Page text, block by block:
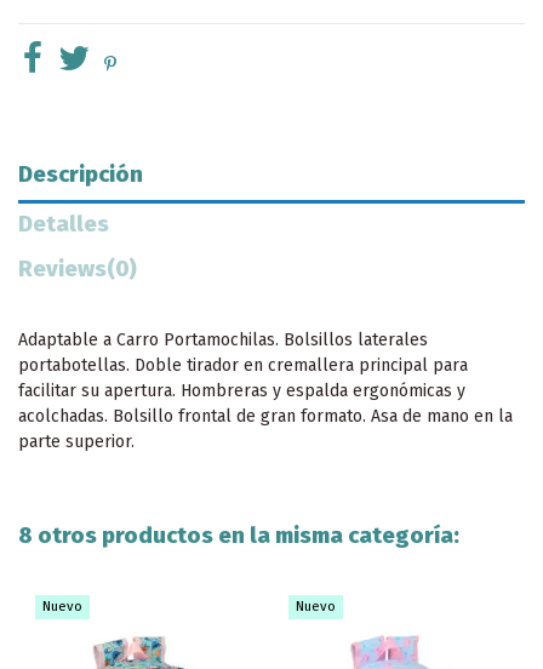
Descripción
Detalles
Reviews(0)
Adaptable a Carro Portamochilas. Bolsillos laterales
portabotellas. Doble tirador en cremallera principal para
facilitar su apertura. Hombreras y espalda ergonómicas y
acolchadas. Bolsillo frontal de gran formato. Asa de mano en la
parte superior.
8 otros productos en la misma categoría:
Nuevo Nuevo